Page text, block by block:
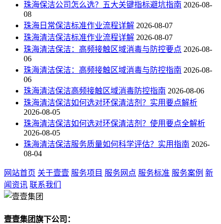
珠海保洁公司怎么选？五大关键指标避坑指南 2026-08-
08
珠海日常保洁标准作业流程详解 2026-08-07
珠海清洁保洁标准作业流程详解 2026-08-07
珠海清洁保洁：高频接触区域消毒与防控要点 2026-08-
06
珠海清洁保洁：高频接触区域消毒与防控指南 2026-08-
06
珠海清洁保洁高频接触区域消毒防控指南 2026-08-06
珠海清洁保洁如何选对环保清洁剂？实用要点解析
2026-08-05
珠海清洁保洁如何选对环保清洁剂？使用要点全解析
2026-08-05
珠海清洁保洁服务质量如何科学评估？实用指南 2026-
08-04
网站首页 关于壹壹 服务项目 服务网点 服务标准 服务案例 新
闻资讯 联系我们
壹壹集团旗下公司：